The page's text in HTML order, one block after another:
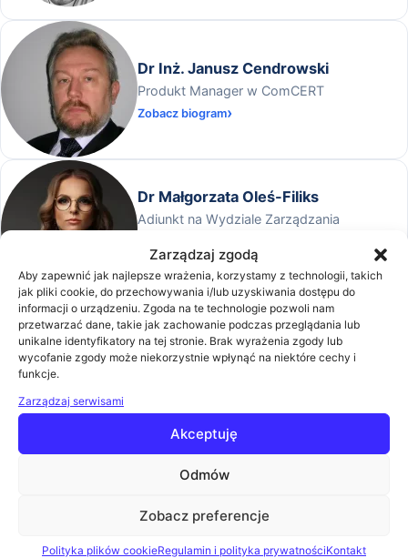
Zarządzaj zgodą
Aby zapewnić jak najlepsze wrażenia, korzystamy z technologii, takich
jak pliki cookie, do przechowywania i/lub uzyskiwania dostępu do
informacji o urządzeniu. Zgoda na te technologie pozwoli nam
przetwarzać dane, takie jak zachowanie podczas przeglądania lub
unikalne identyfikatory na tej stronie. Brak wyrażenia zgody lub
wycofanie zgody może niekorzystnie wpłynąć na niektóre cechy i
funkcje.
Zarządzaj serwisami
Akceptuję
Odmów
Zobacz preferencje
Polityka plików cookieRegulamin i polityka prywatnościKontakt
Dr Inż. Janusz Cendrowski
Produkt Manager w ComCERT
Zobacz biogram
Dr Małgorzata Oleś-Filiks
Adiunkt na Wydziale Zarządzania
Project Manager w Tecna Sp. z o. o.
Zobacz biogram
KAROL WODECKI
Analityk i audytor ryzyka operacyjnego w
Klaudia Sadowska
Key Account Manager w Euvic Services